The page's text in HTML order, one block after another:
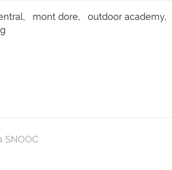
mont dore, outdoor academy,
SNOOC